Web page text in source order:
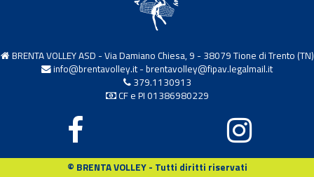
BRENTA VOLLEY ASD - Via Damiano Chiesa, 9 - 38079 Tione di Trento (TN)
info@brentavolley.it- brentavolley@fipav.legalmail.it
379.1130913
CF e PI 01386980229
© BRENTA VOLLEY - Tutti diritti riservati